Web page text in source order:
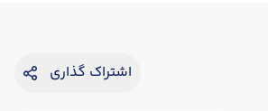
اشتراک گذاری